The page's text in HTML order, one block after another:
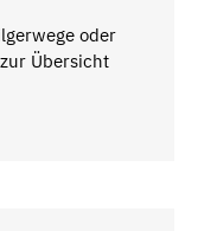
oder
Übersicht